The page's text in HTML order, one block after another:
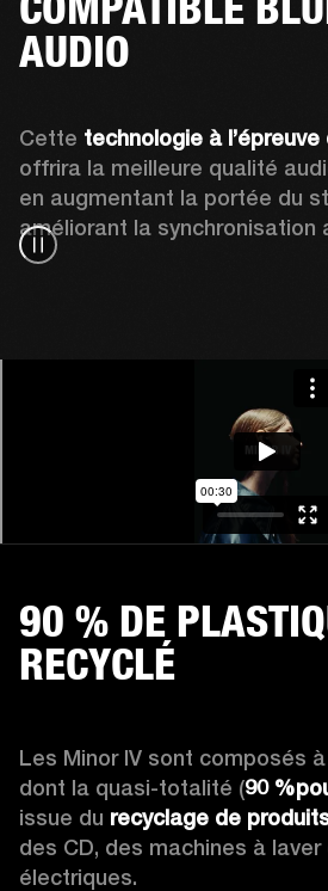
AUDIO
Cette technologie à
offrira la meilleure qualité
en augmentant la portée du
améliorant la synchronisation
90 % DE
RECYCLÉ
Les Minor IV sont composés à
dont la quasi-totalité (90
issue du recyclage de
des CD, des machines à
électriques.